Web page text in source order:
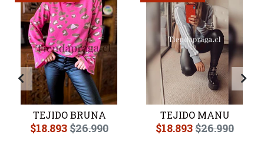
TEJIDO BRUNA
$18.893$26.990
TEJIDO MANU
$18.893$26.990